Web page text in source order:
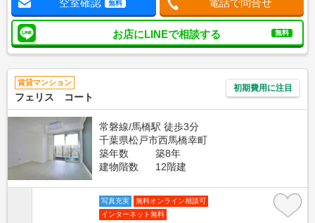
空室確認 無料 電話で問合せ
お店にLINEで相談する 無料
賃貸マンション
フェリス コート
初期費用に注目
常磐線/馬橋駅 徒歩3分
千葉県松戸市西馬橋幸町
築年数
築8年
建物階数
12階建
写真充実
無料オンライン相談可
インターネット無料